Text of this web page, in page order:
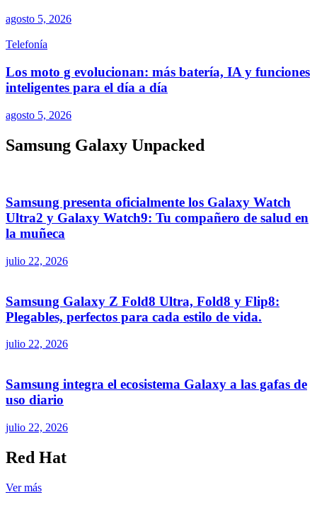
agosto 5, 2026
Telefonía
Los moto g evolucionan: más batería, IA y funciones
inteligentes para el día a día
agosto 5, 2026
Samsung Galaxy Unpacked
Samsung presenta oficialmente los Galaxy Watch
Ultra2 y Galaxy Watch9: Tu compañero de salud en
la muñeca
julio 22, 2026
Samsung Galaxy Z Fold8 Ultra, Fold8 y Flip8:
Plegables, perfectos para cada estilo de vida.
julio 22, 2026
Samsung integra el ecosistema Galaxy a las gafas de
uso diario
julio 22, 2026
Red Hat
Ver más